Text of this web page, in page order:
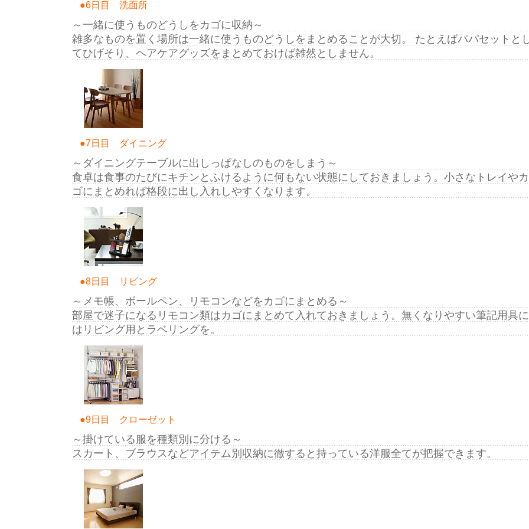
●6日目 洗面所
～一緒に使うものどうしをカゴに収納～
雑多なものを置く場所は一緒に使うものどうしをまとめることが大切。 たとえばパパセットと
てひげそり、ヘアケアグッズをまとめておけば雑然としません。
●7日目 ダイニング
～ダイニングテーブルに出しっぱなしのものをしまう～
食卓は食事のたびにキチンとふけるように何もない状態にしておきましょう。小さなトレイやカ
ゴにまとめれば格段に出し入れしやすくなります。
●8日目 リビング
～メモ帳、ボールペン、リモコンなどをカゴにまとめる～
部屋で迷子になるリモコン類はカゴにまとめて入れておきましょう。無くなりやすい筆記用具に
はリビング用とラベリングを。
●9日目 クローゼット
～掛けている服を種類別に分ける～
スカート、ブラウスなどアイテム別収納に徹すると持っている洋服全てが把握できます。